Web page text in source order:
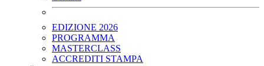
EDIZIONE 2026
PROGRAMMA
MASTERCLASS
ACCREDITI STAMPA